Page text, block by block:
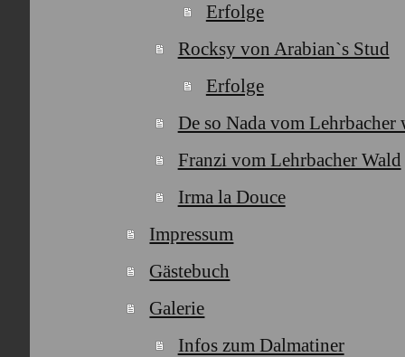
Erfolge
Rocksy von Arabian`s Stud
Erfolge
De so Nada vom Lehrbacher
Franzi vom Lehrbacher Wald
Irma la Douce
Impressum
Gästebuch
Galerie
Infos zum Dalmatiner